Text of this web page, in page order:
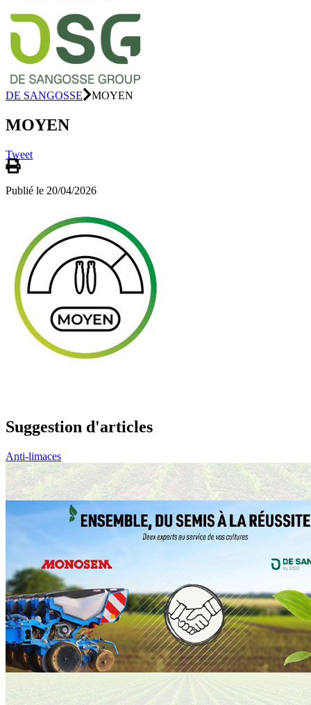
DE SANGOSSE MOYEN
MOYEN
Tweet
Publié le 20/04/2026
Suggestion d'articles
Anti-limaces